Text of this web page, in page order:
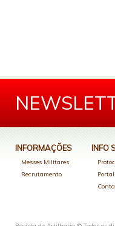
INFORMAÇÕES
Messes Militares
Recrutamento
INFO